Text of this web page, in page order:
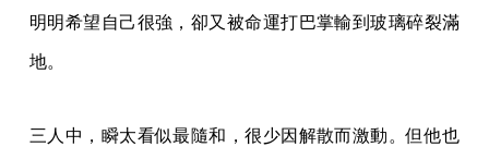
明明希望自己很強，卻又被命運打巴掌輸到玻璃碎裂滿
地。
三人中，瞬太看似最隨和，很少因解散而激動。但他也